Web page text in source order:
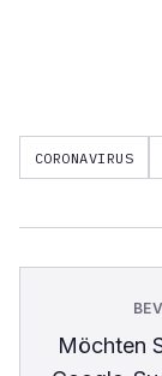
CORONAVIRUS
Möchten